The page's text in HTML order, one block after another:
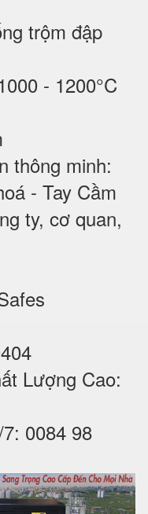
trộm đập
- 1200°C
thông minh:
- Tay Cầm
ty, cơ quan,
Lượng Cao:
0084 98